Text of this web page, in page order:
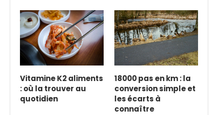
Vitamine K2 aliments
: où la trouver au
quotidien
18000 pas en km : la
conversion simple et
les écarts à
connaître